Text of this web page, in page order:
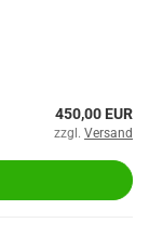
450,00 EUR
zzgl. Versand